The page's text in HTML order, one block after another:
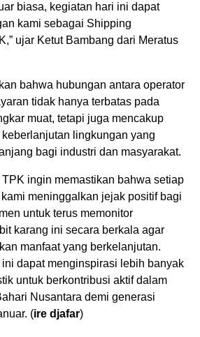
biasa, kegiatan hari ini dapat
kami sebagai Shipping
ujar Ketut Bambang dari Meratus
bahwa hubungan antara operator
tidak hanya terbatas pada
muat, tetapi juga mencakup
lingkungan yang
bagi industri dan masyarakat.
ingin memastikan bahwa setiap
meninggalkan jejak positif bagi
untuk terus memonitor
karang ini secara berkala agar
manfaat yang berkelanjutan.
dapat menginspirasi lebih banyak
untuk berkontribusi aktif dalam
Nusantara demi generasi
(ire djafar)